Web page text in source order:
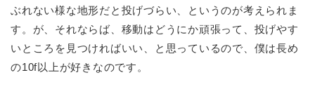
ぶれない様な地形だと投げづらい、というのが考えられま
す。が、それならば、移動はどうにか頑張って、投げやす
いところを見つければいい、と思っているので、僕は長め
の10f以上が好きなのです。